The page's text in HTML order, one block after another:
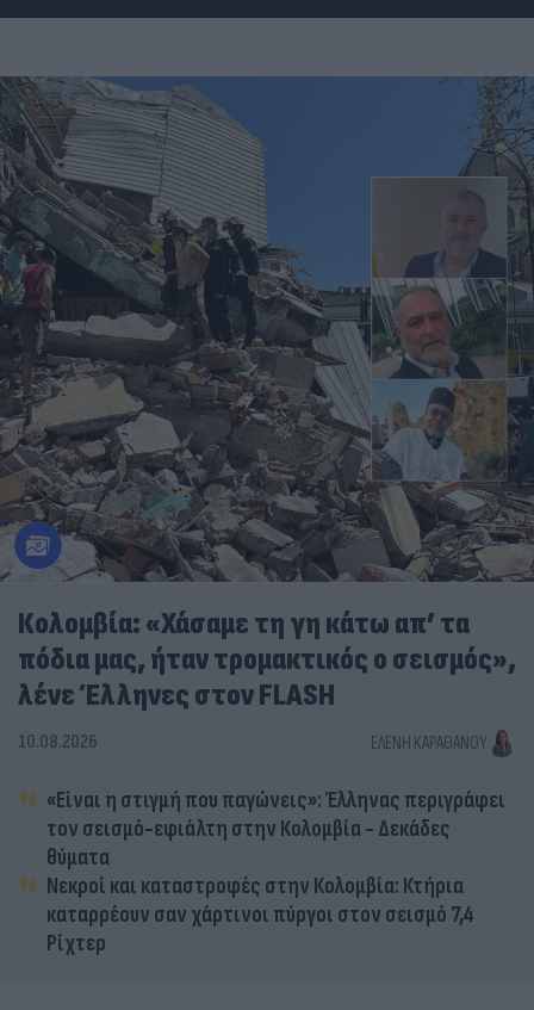
Κολομβία: «Χάσαμε τη γη κάτω απ’ τα
πόδια μας, ήταν τρομακτικός ο σεισμός»,
λένε Έλληνες στον FLASH
10.08.2026 ΕΛΈΝΗ ΚΑΡΑΘΆΝΟΥ
«Είναι η στιγμή που παγώνεις»: Έλληνας περιγράφει
τον σεισμό-εφιάλτη στην Κολομβία - Δεκάδες
θύματα
Νεκροί και καταστροφές στην Κολομβία: Κτήρια
καταρρέουν σαν χάρτινοι πύργοι στον σεισμό 7,4
Ρίχτερ